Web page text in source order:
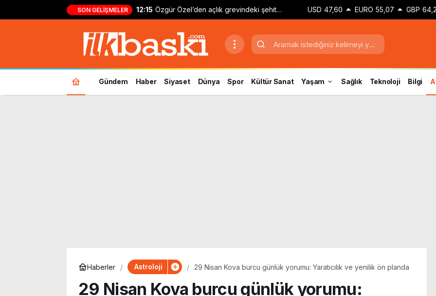
SON GELIŞMELER 12:15 Özgür Özel’den açlık grevindeki şehit
kadar yanınızdayız’
USD 47,60 EURO 55,07 GBP
Gündem Haber Siyaset Dünya Spor Kültür Sanat Yaşam Sağlık Teknoloji Bilgi
Haberler Astroloji 29 Nisan Kova burcu günlük yorumu: Yaratıcılık ve yenilik ön planda
29 Nisan Kova burcu günlük yorumu: